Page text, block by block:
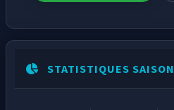
STATISTIQUES SAISON